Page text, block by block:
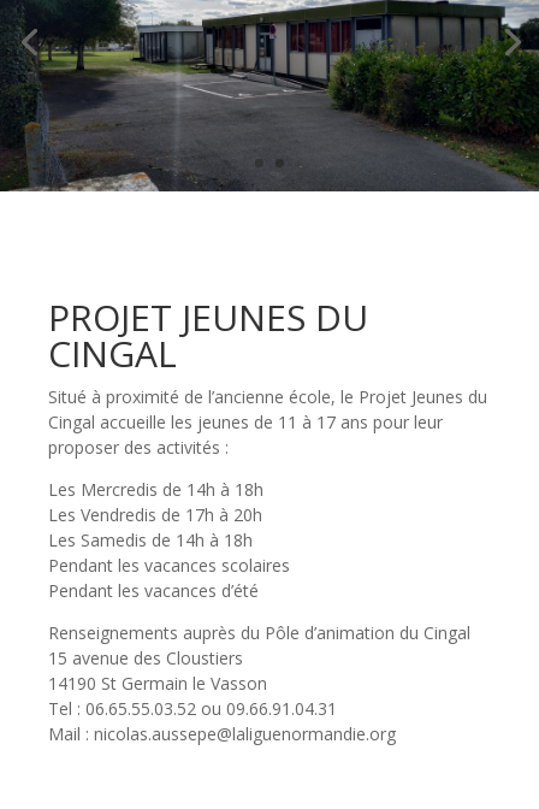
PROJET JEUNES DU
CINGAL
Situé à proximité de l’ancienne école, le Projet Jeunes du
Cingal accueille les jeunes de 11 à 17 ans pour leur
proposer des activités :
Les Mercredis de 14h à 18h
Les Vendredis de 17h à 20h
Les Samedis de 14h à 18h
Pendant les vacances scolaires
Pendant les vacances d’été
Renseignements auprès du Pôle d’animation du Cingal
15 avenue des Cloustiers
14190 St Germain le Vasson
Tel : 06.65.55.03.52 ou 09.66.91.04.31
Mail : nicolas.aussepe@laliguenormandie.org